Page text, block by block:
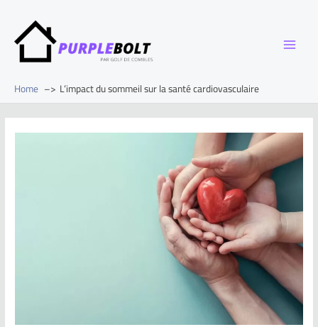
Home L’impact du sommeil sur la santé cardiovasculaire